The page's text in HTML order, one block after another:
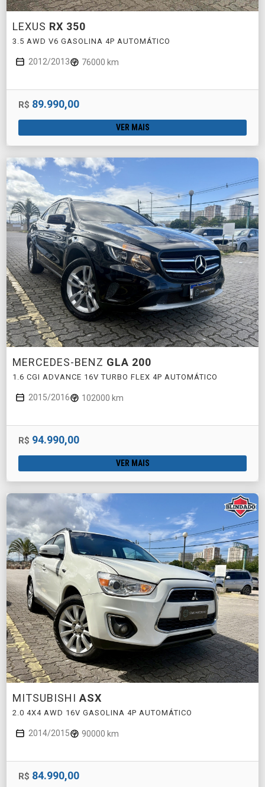
LEXUS RX 350
3.5 AWD V6 GASOLINA 4P AUTOMÁTICO
2012/2013 76000 km
R$ 89.990,00
VER MAIS
MERCEDES-BENZ GLA 200
1.6 CGI ADVANCE 16V TURBO FLEX 4P AUTOMÁTICO
2015/2016 102000 km
R$ 94.990,00
VER MAIS
MITSUBISHI ASX
2.0 4X4 AWD 16V GASOLINA 4P AUTOMÁTICO
2014/2015 90000 km
R$ 84.990,00